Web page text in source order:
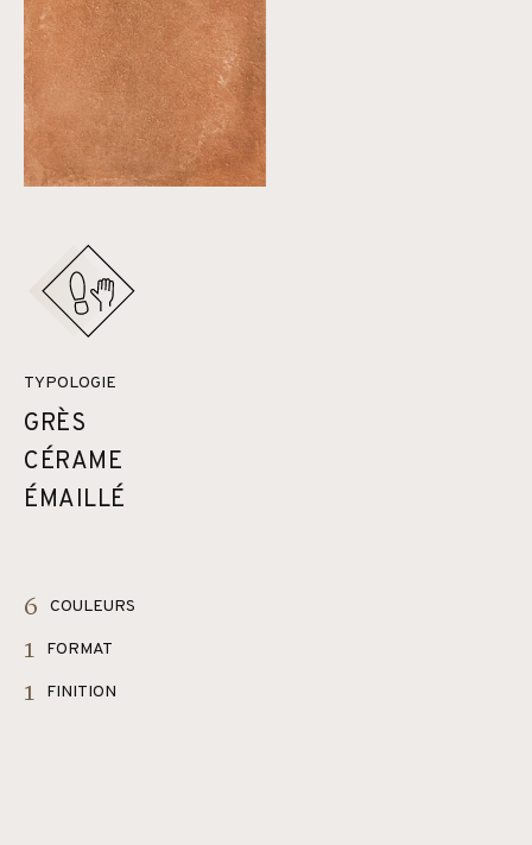
TYPOLOGIE
GRÈS
CÉRAME
ÉMAILLÉ
6 COULEURS
1 FORMAT
1 FINITION